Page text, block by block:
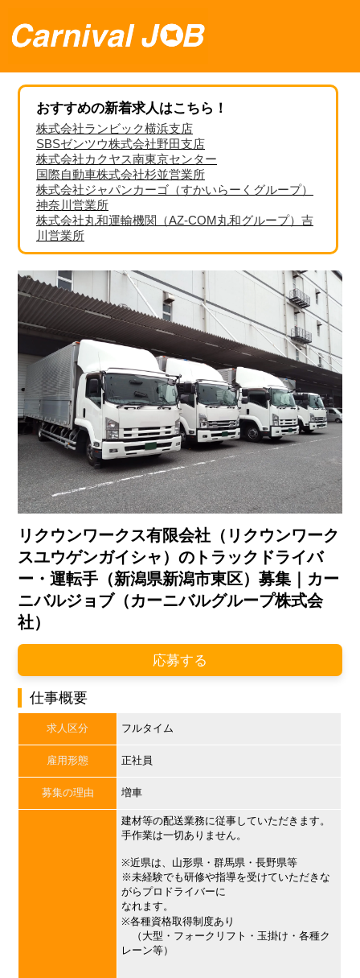
おすすめの新着求人はこちら！
株式会社ランビック横浜支店
SBSゼンツウ株式会社野田支店
株式会社カクヤス南東京センター
国際自動車株式会社杉並営業所
株式会社ジャパンカーゴ（すかいらーくグループ）
神奈川営業所
株式会社丸和運輸機関（AZ-COM丸和グループ）吉
川営業所
リクウンワークス有限会社（リクウンワーク
スユウゲンガイシャ）のトラックドライバ
ー・運転手（新潟県新潟市東区）募集｜カー
ニバルジョブ（カーニバルグループ株式会
社）
応募する
仕事概要
求人区分 フルタイム
雇用形態 正社員
募集の理由 増車
建材等の配送業務に従事していただきます。
手作業は一切ありません。
※近県は、山形県・群馬県・長野県等
※未経験でも研修や指導を受けていただきな
がらプロドライバーに
なれます。
※各種資格取得制度あり
（大型・フォークリフト・玉掛け・各種ク
レーン等）